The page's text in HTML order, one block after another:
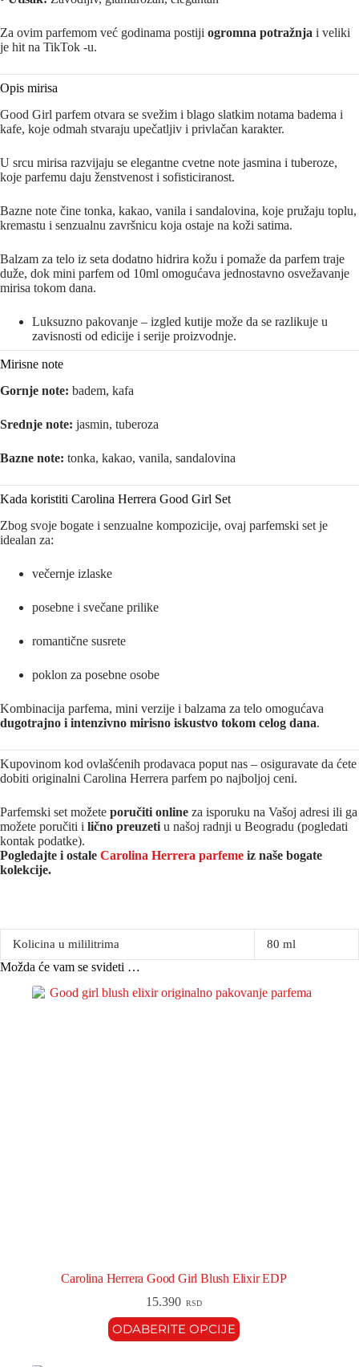
Za ovim parfemom već godinama postiji ogromna potražnja i veliki
je hit na TikTok -u.
Opis mirisa
Good Girl parfem otvara se svežim i blago slatkim notama badema i
kafe, koje odmah stvaraju upečatljiv i privlačan karakter.
U srcu mirisa razvijaju se elegantne cvetne note jasmina i tuberoze,
koje parfemu daju ženstvenost i sofisticiranost.
Bazne note čine tonka, kakao, vanila i sandalovina, koje pružaju toplu,
kremastu i senzualnu završnicu koja ostaje na koži satima.
Balzam za telo iz seta dodatno hidrira kožu i pomaže da parfem traje
duže, dok mini parfem od 10ml omogućava jednostavno osvežavanje
mirisa tokom dana.
Luksuzno pakovanje – izgled kutije može da se razlikuje u
zavisnosti od edicije i serije proizvodnje.
Mirisne note
Gornje note: badem, kafa
Srednje note: jasmin, tuberoza
Bazne note: tonka, kakao, vanila, sandalovina
Kada koristiti Carolina Herrera Good Girl Set
Zbog svoje bogate i senzualne kompozicije, ovaj parfemski set je
idealan za:
večernje izlaske
posebne i svečane prilike
romantične susrete
poklon za posebne osobe
Kombinacija parfema, mini verzije i balzama za telo omogućava
dugotrajno i intenzivno mirisno iskustvo tokom celog dana.
Kupovinom kod ovlašćenih prodavaca poput nas – osiguravate da ćete
dobiti originalni Carolina Herrera parfem po najboljoj ceni.
Parfemski set možete poručiti online za isporuku na Vašoj adresi ili ga
možete poručiti i lično preuzeti u našoj radnji u Beogradu (pogledati
kontak podatke).
Pogledajte i ostale Carolina Herrera parfeme iz naše bogate
kolekcije.
Kolicina u mililitrima 80 ml
Možda će vam se svideti …
Carolina Herrera Good Girl Blush Elixir EDP
15.390 RSD
ODABERITE OPCIJE